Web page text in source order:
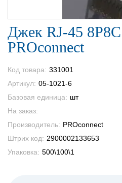
Джек RJ-45
PROconnect
Код товара: 331001
Артикул: 05-1021-6
Базовая единица: шт
На заказ:
Производитель: PROconnect
Штрих код: 2900002133653
Упаковка: 500\100\1